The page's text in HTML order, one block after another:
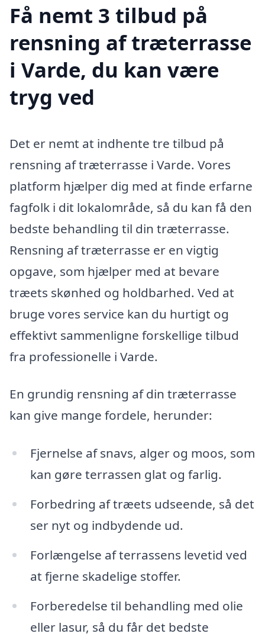
Få nemt 3 tilbud på
rensning af træterrasse
i Varde, du kan være
tryg ved
Det er nemt at indhente tre tilbud på
rensning af træterrasse i Varde. Vores
platform hjælper dig med at finde erfarne
fagfolk i dit lokalområde, så du kan få den
bedste behandling til din træterrasse.
Rensning af træterrasse er en vigtig
opgave, som hjælper med at bevare
træets skønhed og holdbarhed. Ved at
bruge vores service kan du hurtigt og
effektivt sammenligne forskellige tilbud
fra professionelle i Varde.
En grundig rensning af din træterrasse
kan give mange fordele, herunder:
Fjernelse af snavs, alger og moos, som
kan gøre terrassen glat og farlig.
Forbedring af træets udseende, så det
ser nyt og indbydende ud.
Forlængelse af terrassens levetid ved
at fjerne skadelige stoffer.
Forberedelse til behandling med olie
eller lasur, så du får det bedste